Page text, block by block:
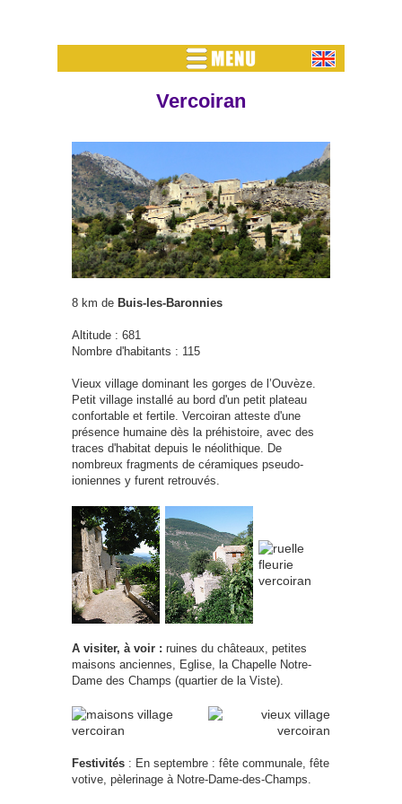
Vercoiran
8 km de Buis-les-Baronnies
Altitude : 681
Nombre d'habitants : 115
Vieux village dominant les gorges de l’Ouvèze.
Petit village installé au bord d'un petit plateau
confortable et fertile. Vercoiran atteste d'une
présence humaine dès la préhistoire, avec des
traces d'habitat depuis le néolithique. De
nombreux fragments de céramiques pseudo-
ioniennes y furent retrouvés.
A visiter, à voir : ruines du châteaux, petites
maisons anciennes, Eglise, la Chapelle Notre-
Dame des Champs (quartier de la Viste).
Festivités : En septembre : fête communale, fête
votive, pèlerinage à Notre-Dame-des-Champs.